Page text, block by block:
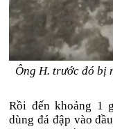
Ông H. trước đó bị
Rồi đến khoảng 1
dùng đá đập vào